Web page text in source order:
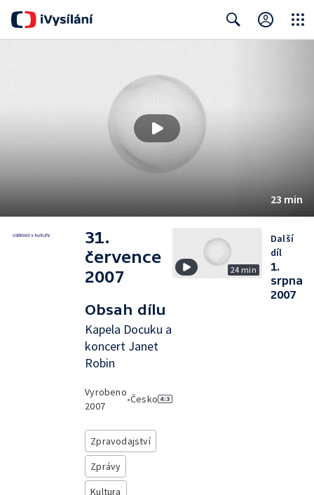
23 min
31.
července
2007
Obsah dílu
Kapela Docuku a
koncert Janet
Robin
Vyrobeno
2007
•Česko
Zpravodajství
Zprávy
Kultura
24 min
Další
díl
1.
srpna
2007